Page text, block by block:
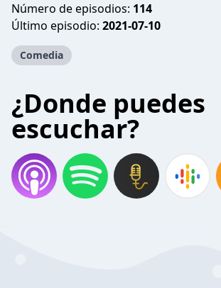
Número de episodios: 114
Último episodio: 2021-07-10
Comedia
¿Donde puedes
escuchar?